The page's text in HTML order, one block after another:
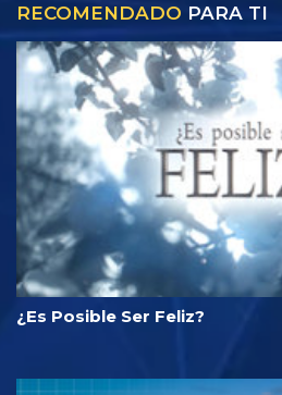
RECOMENDADO PARA TI
¿Es Posible Ser Feliz?